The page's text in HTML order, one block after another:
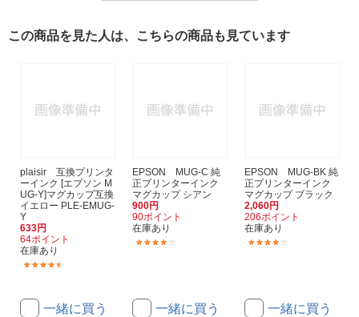
この商品を見た人は、こちらの商品も見ています
plaisir 互換プリンタ
ーインク [エプソン M
UG-Y]マグカップ互換
イエロー PLE-EMUG-
Y
633円
64ポイント
在庫あり
一緒に買う
EPSON MUG-C 純
正プリンターインク
マグカップ シアン
900円
90ポイント
在庫あり
一緒に買う
EPSON MUG-BK 純
正プリンターインク
マグカップ ブラック
2,060円
206ポイント
在庫あり
一緒に買う